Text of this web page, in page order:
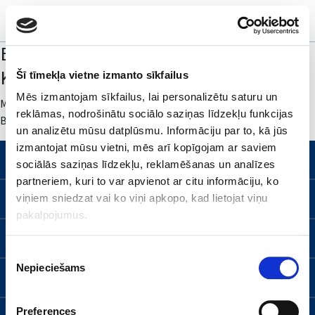
Šī tīmekļa vietne izmanto sīkfailus
Mēs izmantojam sīkfailus, lai personalizētu saturu un
reklāmas, nodrošinātu sociālo saziņas līdzekļu funkcijas
un analizētu mūsu datplūsmu. Informāciju par to, kā jūs
izmantojat mūsu vietni, mēs arī kopīgojam ar saviem
sociālās saziņas līdzekļu, reklamēšanas un analīzes
partneriem, kuri to var apvienot ar citu informāciju, ko
viņiem sniedzat vai ko viņi apkopo, kad lietojat viņu
pakalpojumus.
izvēle
Nepieciešams
Preferences
Elektrolītu vielmaiņas traucējumi,
Kālijs un Magnijs
May 16, 2021
By
gradmin
PAR MUMS
Kontakti
Darbības jomas
VADOŠĀS JOMAS
Biotehnoloģijas
Sirds un asinsvadu sistēmas slimības
SPECIĀLISTIEM